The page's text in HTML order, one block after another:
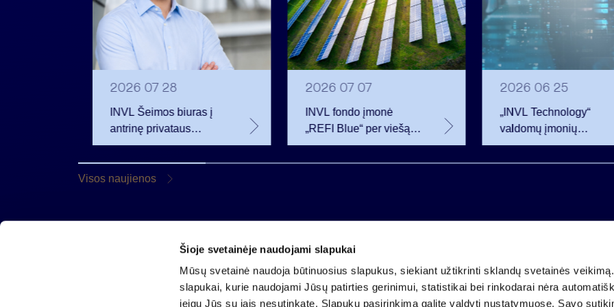
Šioje svetainėje naudojami slapukai
Mūsų svetainė naudoja būtinuosius slapukus, siekiant užtikrinti sklandų svetainės
slapukai, kurie naudojami Jūsų patirties gerinimui, statistikai bei rinkodarai nėra
jeigu Jūs su jais nesutinkate. Slapukų pasirinkimą galite valdyti nustatymuose. Savo
2026 07 28
INVL Šeimos biuras į
antrinę privataus
kapitalo rinką
investuojantį fondą
pritraukė 17,4 mln. JAV
2026 07 07
INVL fondo įmonė
„REFI Blue“ per viešą
obligacijų emisiją
pritraukė 12 mln. eurų –
2026 06 25
„INVL Technology“
valdomų įmonių
darbuotojai realizavo
opcionus ir tapo
Visos naujienos
Gynėjų g. 14, 01110 Vilnius
info@invaldainvl.com
Įmonės kodas 121304349
PVM mokėtojo kodas LT213043414
Įregistruota VĮ Registrų centras